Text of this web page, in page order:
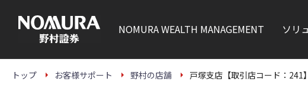
本
NOMURAWEALTH MANAGEMENT ソリ
トップ お客様サポート 野村の店舗 戸塚支店【取引店コード：241】